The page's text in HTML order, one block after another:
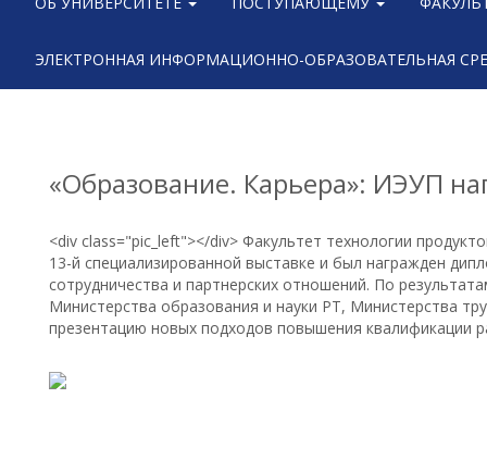
ЭЛЕКТРОННАЯ ИНФОРМАЦИОННО-ОБРАЗОВАТЕЛЬНАЯ
«Образование. Карьера»: ИЭУП
<div class="pic_left"></div> Факультет технологии
13-й специализированной выставке и был награжден
сотрудничества и партнерских отношений. По
Министерства образования и науки РТ, Министерства
презентацию новых подходов повышения квалификации